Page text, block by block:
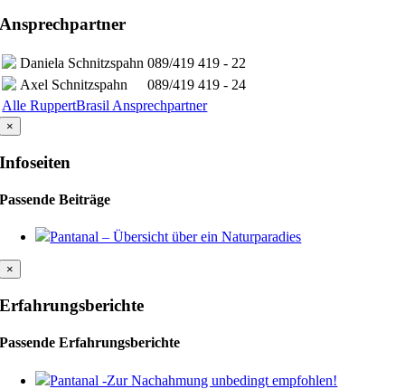
Ansprechpartner
Daniela Schnitzspahn 089/419 419 - 22
Axel Schnitzspahn
089/419 419 - 24
Alle RuppertBrasil Ansprechpartner
×
Infoseiten
Passende Beiträge
Pantanal – Übersicht über ein Naturparadies
×
Erfahrungsberichte
Passende Erfahrungsberichte
Pantanal -Zur Nachahmung unbedingt empfohlen!